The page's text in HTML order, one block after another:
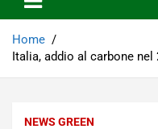
Home
Italia, addio al carbone
NEWS GREEN